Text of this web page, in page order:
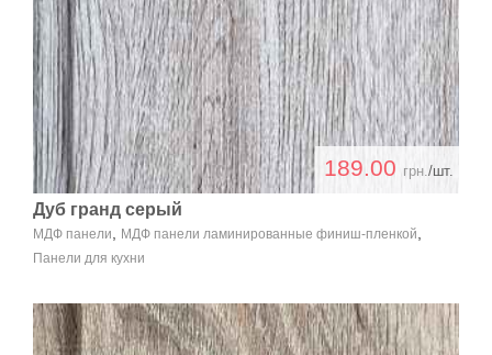
189.00 грн./шт.
Дуб гранд серый
МДФ панели МДФ панели ламинированные финиш-пленкой
Панели для кухни